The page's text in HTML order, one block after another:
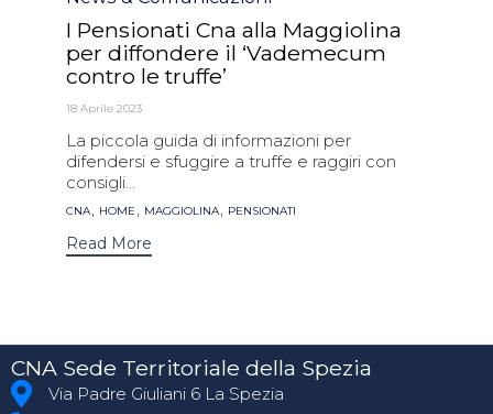
I Pensionati Cna alla Maggiolina
per diffondere il ‘Vademecum
contro le truffe’
18 Aprile 2023
La piccola guida di informazioni per
difendersi e sfuggire a truffe e raggiri con
consigli...
Tags
CNA, HOME , MAGGIOLINA, PENSIONATI
Read More
CNA Sede Territoriale della Spezia
Via Padre Giuliani 6 La Spezia